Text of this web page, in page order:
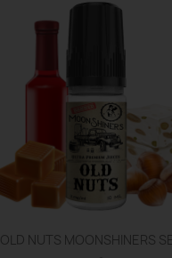
Aperçu rapide
OLD NUTS MOONSHINERS